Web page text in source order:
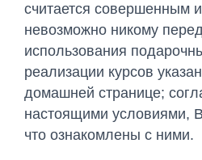
считается совершенным
невозможно никому
использования
реализации курсов
домашней странице;
настоящими условиями,
что ознакомлены с ними.